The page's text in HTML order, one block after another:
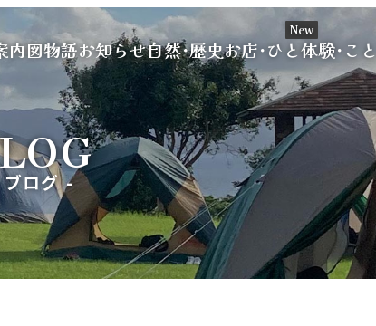
内図物語お知らせ自然･歴史お店･ひと体験･こと
New
ブログ